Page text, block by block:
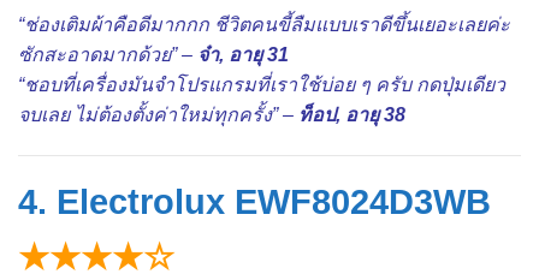
“ช่องเติมผ้าคือดีมากกก ชีวิตคนขี้ลืมแบบเราดีขึ้นเยอะเลยค่ะ
ซักสะอาดมากด้วย” – จ๋า, อายุ 31
“ชอบที่เครื่องมันจำโปรแกรมที่เราใช้บ่อย ๆ ครับ กดปุ่มเดียว
จบเลย ไม่ต้องตั้งค่าใหม่ทุกครั้ง” – ท็อป, อายุ 38
4. Electrolux EWF8024D3WB
★★★★☆